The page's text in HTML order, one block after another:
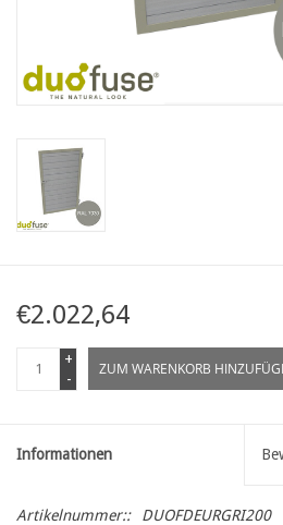
€2.022,64
+
-
ZUM WARENKORB
Informationen
Artikelnummer:: DUOFDEURGRI200